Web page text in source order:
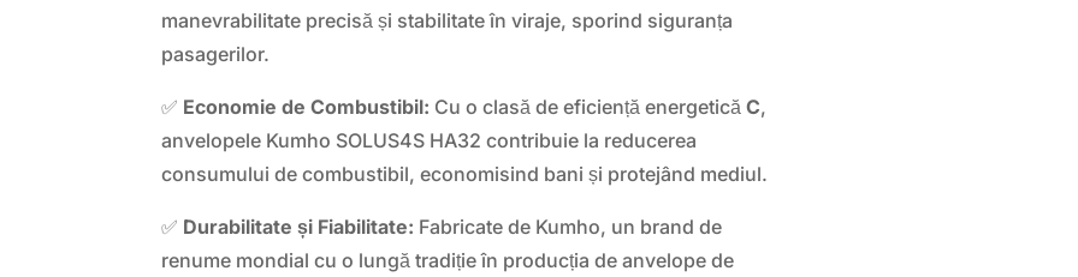
manevrabilitate precisă și stabilitate în viraje, sporind siguranța
pasagerilor.
✅ Economie de Combustibil: Cu o clasă de eficiență energeticăC,
anvelopele Kumho SOLUS4S HA32 contribuie la reducerea
consumului de combustibil, economisind bani și protejând mediul.
✅ Durabilitate și Fiabilitate: Fabricate de Kumho, un brand de
renume mondial cu o lungă tradiție în producția de anvelope de